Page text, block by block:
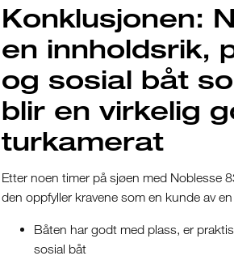
Konklusjonen:
en innholdsrik,
og sosial båt
blir en virkelig
turkamerat
Etter noen timer på sjøen med Noblesse
den oppfyller kravene som en kunde av
Båten har godt med plass, er
sosial båt